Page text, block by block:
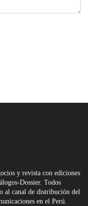
y revista con ediciones
Dossier. Todos
al canal de distribución del
en el Perú.